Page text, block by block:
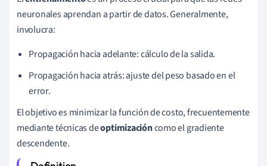
neuronales aprendan a partir de datos. Generalmente,
involucra:
Propagación hacia adelante: cálculo de la salida.
Propagación hacia atrás: ajuste del peso basado en el
error.
El objetivo es minimizar la función de costo, frecuentemente
mediante técnicas deoptimizacióncomo el gradiente
descendente.